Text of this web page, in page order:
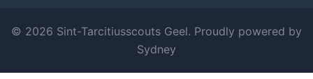
© 2026 Sint-Tarcitiusscouts Geel. Proudly powered by
Sydney